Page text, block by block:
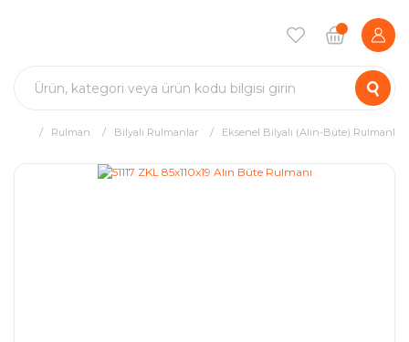
Rulman Bilyalı Rulmanlar Eksenel Bilyalı (Alın-Büte) Rulmanlar